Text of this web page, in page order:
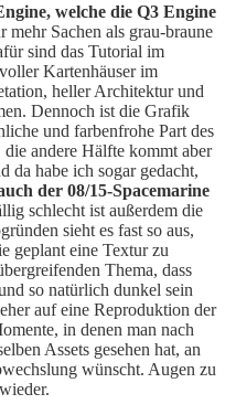
welche die Q3 Engine
mehr Sachen als grau-braune
sind das Tutorial im
Kartenhäuser im
heller Architektur und
Dennoch ist die Grafik
und farbenfrohe Part des
andere Hälfte kommt aber
da habe ich sogar gedacht,
der 08/15-Spacemarine
schlecht ist außerdem die
sieht es fast so aus,
geplant eine Textur zu
Thema, dass
so natürlich dunkel sein
auf eine Reproduktion der
in denen man nach
Assets gesehen hat, an
wünscht. Augen zu